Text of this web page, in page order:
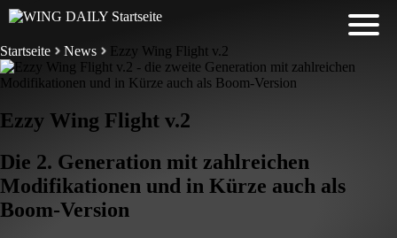
Startseite News Ezzy Wing Flight v.2
Ezzy Wing Flight v.2
Die 2. Generation mit zahlreichen
Modifikationen und in Kürze auch als
Boom-Version